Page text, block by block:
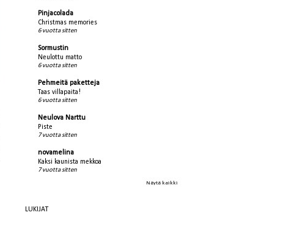
Pinjacolada
Christmas memories
6 vuotta sitten
Sormustin
Neulottu matto
6 vuotta sitten
Pehmeitä paketteja
Taas villapaita!
6 vuotta sitten
Neulova Narttu
Piste
7 vuotta sitten
novamelina
Kaksi kaunista mekkoa
7 vuotta sitten
Näytä kaikki
LUKIJAT